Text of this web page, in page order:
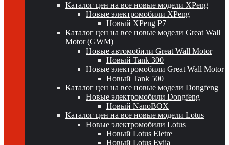
Каталог цен на все новые модели XPeng
Новые электромобили XPeng
Новый XPeng P7
Каталог цен на все новые модели Great Wall
Motor (GWM)
Новые автомобили Great Wall Motor
Новый Tank 300
Новые электромобили Great Wall Motor
Новый Tank 500
Каталог цен на все новые модели Dongfeng
Новые электромобили Dongfeng
Новый NanoBOX
Каталог цен на все новые модели Lotus
Новые электромобили Lotus
Новый Lotus Eletre
Новый Lotus Evija